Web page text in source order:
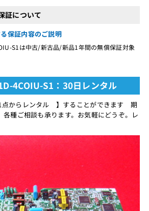
証について
保証内容のご説明
S1は中古/新古品/新品1年間の無償保証対象
4COIU-S1：30日レンタル
からレンタル 】することができます 期
各種ご相談も承ります。お気軽にどうぞ。レ